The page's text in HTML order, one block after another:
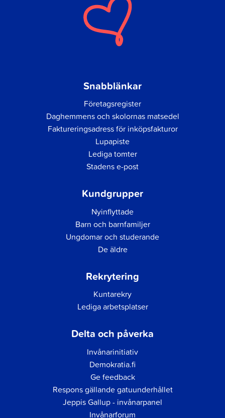
Snabblänkar
Företagsregister
Daghemmens och skolornas matsedel
Faktureringsadress för inköpsfakturor
Lupapiste
Lediga tomter
Stadens e-post
Kundgrupper
Nyinflyttade
Barn och barnfamiljer
Ungdomar och studerande
De äldre
Rekrytering
Kuntarekry
Lediga arbetsplatser
Delta och påverka
Invånarinitiativ
Demokratia.fi
Ge feedback
Respons gällande gatuunderhållet
Jeppis Gallup - invånarpanel
Invånarforum